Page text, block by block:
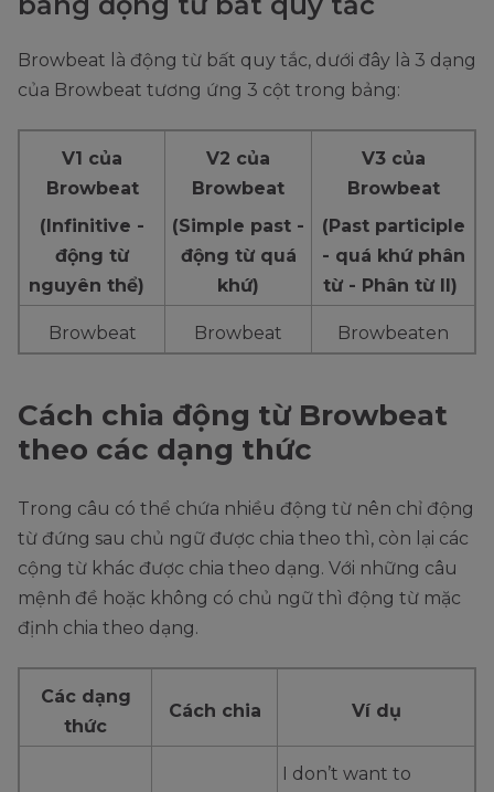
Browbeat là động từ bất quy tắc, dưới đây là 3 dạng
của Browbeat tương ứng 3 cột trong bảng:
V1 của
Browbeat
(Infinitive -
động từ
nguyên thể)
V2 của
Browbeat
(Simple past -
động từ quá
khứ)
V3 của
Browbeat
(Past participle
- quá khứ phân
từ - Phân từ II)
Browbeat Browbeat Browbeaten
Cách chia động từ Browbeat
theo các dạng thức
Trong câu có thể chứa nhiều động từ nên chỉ động
từ đứng sau chủ ngữ được chia theo thì, còn lại các
cộng từ khác được chia theo dạng. Với những câu
mệnh đề hoặc không có chủ ngữ thì động từ mặc
định chia theo dạng.
Các dạng
thức
Cách chia Ví dụ
I don’t want to